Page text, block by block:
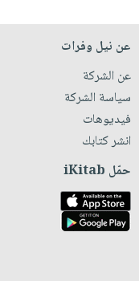
عن نيل وفرات
عن الشركة
سياسة الشركة
فيديوهات
انشر كتابك
حمّل iKitab